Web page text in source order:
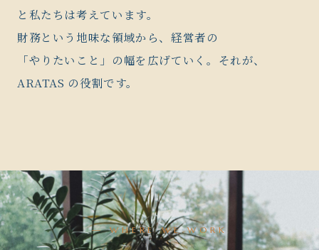
と私たちは考えています。
財務という地味な領域から、経営者の
「やりたいこと」の幅を広げていく。それが、
ARATAS の役割です。
— WHERE WE WORK